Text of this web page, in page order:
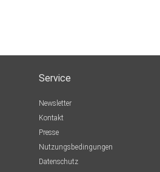
Service
Newsletter
Kontakt
Presse
Nutzungsbedingungen
Datenschutz